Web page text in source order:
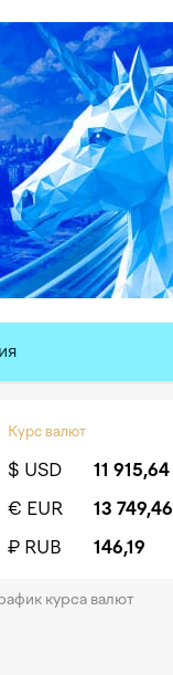
Курс валют
$ USD 11 915,64
€ EUR
13 749,46
₽ RUB
146,19
курса валют